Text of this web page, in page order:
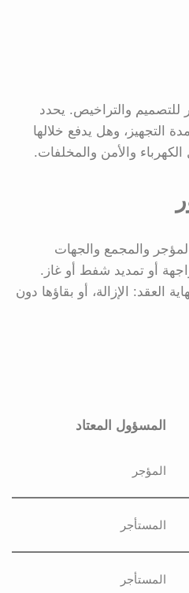
للتصميم والتراخيص. يحدد
التجهيز، وهل يدفع خلالها
والأمن والمخلفات.
والمجمع والجهات
أو تمديد شفط أو غاز.
العقد: الإزالة، أو بقاؤها دون
المسؤول المعتاد
المؤجر
المستأجر
المستأجر